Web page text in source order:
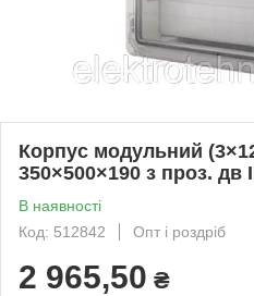
Корпус модульний
350×500×190 з проз. дв
В наявності
Код: 512842
Опт і роздріб
2 965,50 ₴